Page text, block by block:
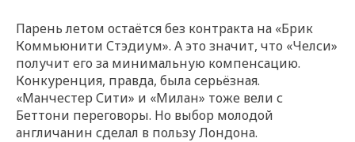
Парень летом остаётся без контракта на «Брик
Коммьюнити Стэдиум». А это значит, что «Челси»
получит его за минимальную компенсацию.
Конкуренция, правда, была серьёзная.
«Манчестер Сити» и «Милан» тоже вели с
Беттони переговоры. Но выбор молодой
англичанин сделал в пользу Лондона.